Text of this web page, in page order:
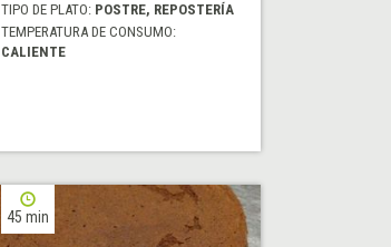
TIPO DE PLATO: POSTRE, REPOSTERÍA
TEMPERATURA DE CONSUMO:
CALIENTE
45 min